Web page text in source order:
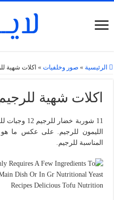
الرئيسية » صور وخلفيات » اكلات شهية
اكلات شهية
11 شوربة
الليمون للرجيم. على عكس ما
المناسبة للرجيم.